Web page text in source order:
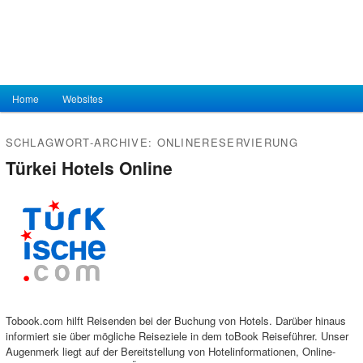
Hauptmenü
Zum Inhalt wechseln
Zum sekundären Inhalt wechseln
Home Websites
SCHLAGWORT-ARCHIVE: ONLINERESERVIERUNG
Türkei Hotels Online
Tobook.com hilft Reisenden bei der Buchung von Hotels. Darüber hinaus
informiert sie über mögliche Reiseziele in dem toBook Reiseführer. Unser
Augenmerk liegt auf der Bereitstellung von Hotelinformationen, Online-